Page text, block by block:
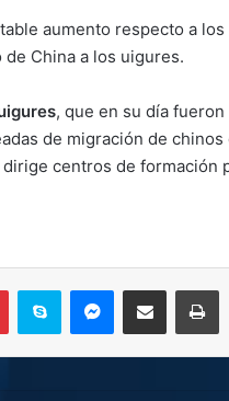
aumento respecto a
China a los uigures.
, que en su día
de migración de
centros de formación
PinterestSkype Messenger
Compartir por correo